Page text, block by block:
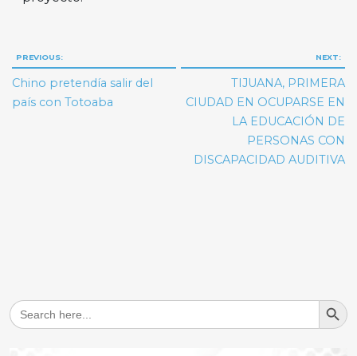
Navegación
de
entradas
PREVIOUS:
Chino pretendía salir del
país con Totoaba
NEXT:
TIJUANA, PRIMERA
CIUDAD EN OCUPARSE EN
LA EDUCACIÓN DE
PERSONAS CON
DISCAPACIDAD AUDITIVA
Search
for:
Search